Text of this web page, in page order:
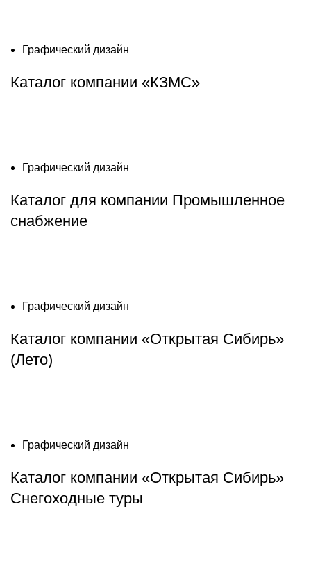
Графический дизайн
Каталог компании «КЗМС»
Графический дизайн
Каталог для компании Промышленное
снабжение
Графический дизайн
Каталог компании «Открытая Сибирь»
(Лето)
Графический дизайн
Каталог компании «Открытая Сибирь»
Снегоходные туры